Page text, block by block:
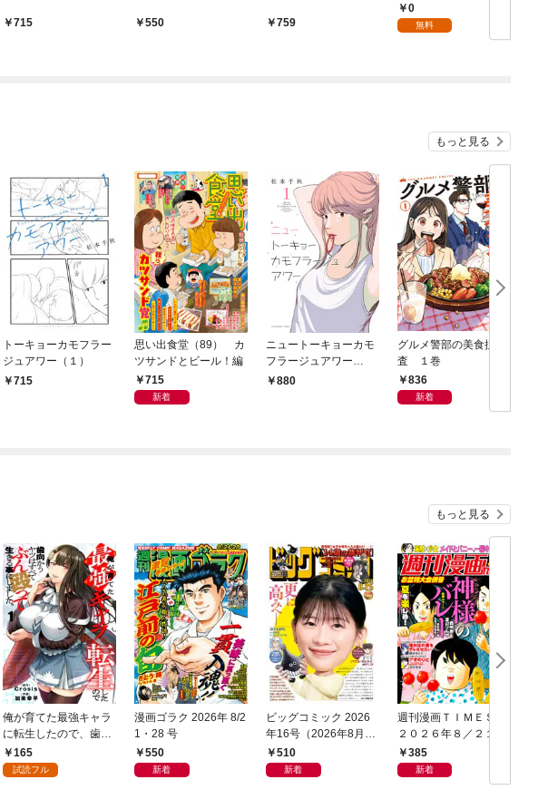
715 550 759
0
無料
もっと見る
トーキョーカモフラー
ジュアワー（１）
715
思い出食堂（89） カ
ツサンドとビール！編
715
新着
ニュートーキョーカモ
フラージュアワー
（1）
880
グルメ警部の美食捜
査 １巻
836
新着
もっと見る
俺が育てた最強キャラ
に転生したので、歯向
かうヤツはすべてぶん
殴って生きる事にしま
165
試読フル
漫画ゴラク 2026年 8/2
1・28 号
550
新着
ビッグコミック 2026
年16号（2026年8月7
日発売）
510
新着
週刊漫画ＴＩＭＥＳ
２０２６年８／２１・
２８合併号
385
新着